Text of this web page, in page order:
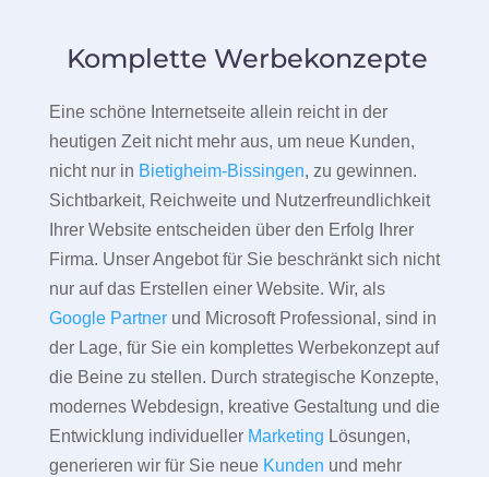
Komplette Werbekonzepte
Eine schöne Internetseite allein reicht in der
heutigen Zeit nicht mehr aus, um neue Kunden,
nicht nur in Bietigheim-Bissingen, zu gewinnen.
Sichtbarkeit, Reichweite und Nutzerfreundlichkeit
Ihrer Website entscheiden über den Erfolg Ihrer
Firma. Unser Angebot für Sie beschränkt sich nicht
nur auf das Erstellen einer Website. Wir, als
Google Partnerund Microsoft Professional, sind in
der Lage, für Sie ein komplettes Werbekonzept auf
die Beine zu stellen. Durch strategische Konzepte,
modernes Webdesign, kreative Gestaltung und die
Entwicklung individueller Marketing Lösungen,
generieren wir für Sie neue Kunden und mehr